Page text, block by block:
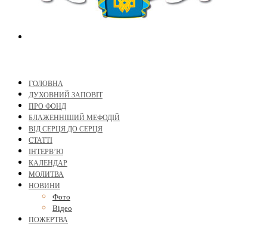
ГОЛОВНА
ДУХОВНИЙ ЗАПОВІТ
ПРО ФОНД
БЛАЖЕННІШИЙ МЕФОДІЙ
ВІД СЕРЦЯ ДО СЕРЦЯ
СТАТТІ
ІНТЕРВ’Ю
КАЛЕНДАР
МОЛИТВА
НОВИНИ
Фото
Відео
ПОЖЕРТВА